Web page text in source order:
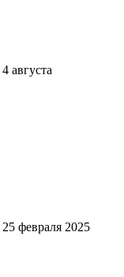
4 августа
25 февраля 2025